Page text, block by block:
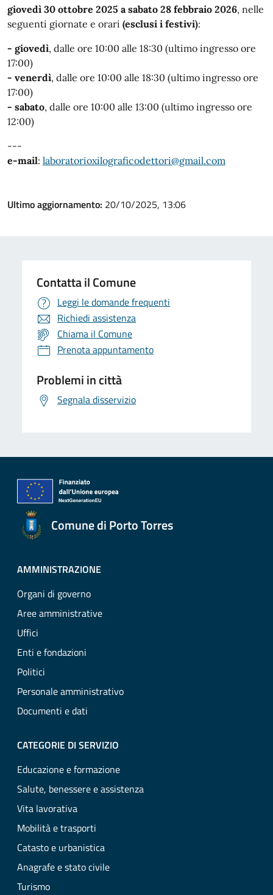
giovedì 30 ottobre 2025 a sabato 28 febbraio 2026, nelle
seguenti giornate e orari (esclusi i festivi):
- giovedì, dalle ore 10:00 alle 18:30 (ultimo ingresso ore
17:00)
- venerdì, dalle ore 10:00 alle 18:30 (ultimo ingresso ore
17:00)
- sabato, dalle ore 10:00 alle 13:00 (ultimo ingresso ore
12:00)
---
e-mail: laboratorioxilograficodettori@gmail.com
Ultimo aggiornamento: 20/10/2025, 13:06
Contatta il Comune
Leggi le domande frequenti
Richiedi assistenza
Chiama il Comune
Prenota appuntamento
Problemi in città
Segnala disservizio
Comune di Porto Torres
AMMINISTRAZIONE
Organi di governo
Aree amministrative
Uffici
Enti e fondazioni
Politici
Personale amministrativo
Documenti e dati
CATEGORIE DI SERVIZIO
Educazione e formazione
Salute, benessere e assistenza
Vita lavorativa
Mobilità e trasporti
Catasto e urbanistica
Anagrafe e stato civile
Turismo